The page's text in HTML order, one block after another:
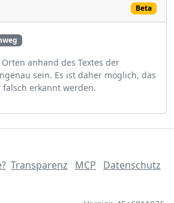
Beta
anhand des Textes der
sein. Es ist daher möglich, das
erkannt werden.
Transparenz MCP
Datenschutz